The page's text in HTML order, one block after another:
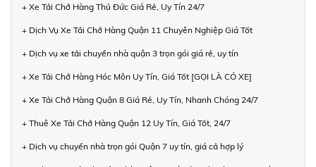
+ Xe Tải Chở Hàng Thủ Đức Giá Rẻ, Uy Tín 24/7
+ Dịch Vụ Xe Tải Chở Hàng Quận 11 Chuyên Nghiệp Giá Tốt
+ Dịch vụ xe tải chuyển nhà quận 3 trọn gói giá rẻ, uy tín
+ Xe Tải Chở Hàng Hóc Môn Uy Tín, Giá Tốt [GỌI LÀ CÓ XE]
+ Xe Tải Chở Hàng Quận 8 Giá Rẻ, Uy Tín, Nhanh Chóng 24/7
+ Thuê Xe Tải Chở Hàng Quận 12 Uy Tín, Giá Tốt, 24/7
+ Dịch vụ chuyển nhà trọn gói Quận 7 uy tín, giá cả hợp lý